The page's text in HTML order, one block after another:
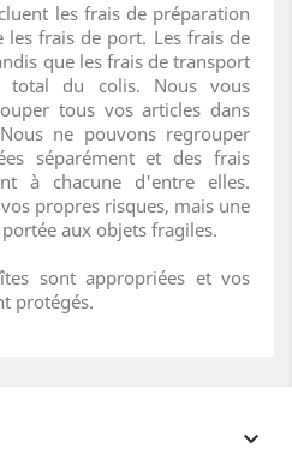
les frais de préparation
frais de port. Les frais de
que les frais de transport
total du colis. Nous vous
tous vos articles dans
ne pouvons regrouper
séparément et des frais
à chacune d'entre elles.
propres risques, mais une
aux objets fragiles.
sont appropriées et vos
protégés.
